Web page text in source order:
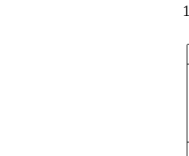
1